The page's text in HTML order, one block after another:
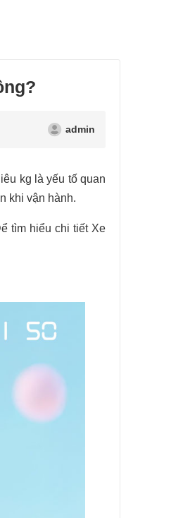
admin
kg là yếu tố quan
khi vận hành.
tìm hiểu chi tiết Xe